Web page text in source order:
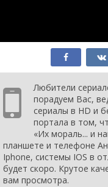
Любители
порадуем Вас,
сериалы в HD и
портала в том,
«Их мораль... и
планшете и телефоне
Iphone, системы IOS в
будет скоро. Крутое
вам просмотра.